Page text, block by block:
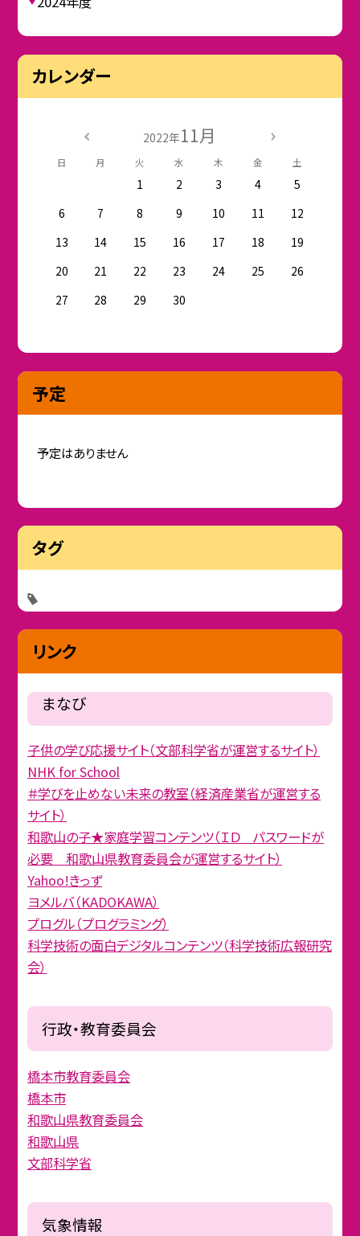
カレンダー
2022年11月
日 月 火 水 木 金 土
1 2 3 4
5
6
7 8 9 10 11
12
13
14 15 16 17 18
19
20
21 22 23 24 25
26
27
28 29 30
予定
予定はありません
タグ
リンク
まなび
子供の学び応援サイト（文部科学省が運営するサイト）
NHK for School
＃学びを止めない未来の教室（経済産業省が運営する
サイト）
和歌山の子★家庭学習コンテンツ（ＩＤ パスワードが
必要 和歌山県教育委員会が運営するサイト）
Yahoo!きっず
ヨメルバ（KADOKAWA）
プログル（プログラミング）
科学技術の面白デジタルコンテンツ（科学技術広報研究
会）
行政・教育委員会
橋本市教育委員会
橋本市
和歌山県教育委員会
和歌山県
文部科学省
気象情報